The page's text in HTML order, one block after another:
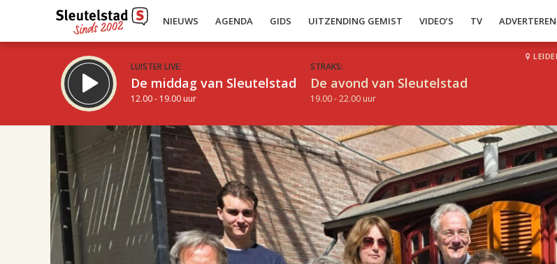
NIEUWS AGENDA GIDS UITZENDING GEMIST VIDEO’S TV ADVERTEREN
LUISTER LIVE:
De middag van Sleutelstad
12.00 - 19.00 uur
STRAKS:
De avond van Sleutelstad
19.00 - 22.00 uur
10.00
Inklappen